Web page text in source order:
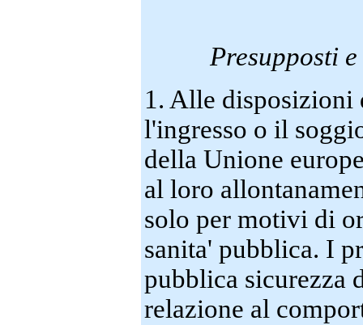
Presupposti
1. Alle disposizioni
l'ingresso o il
della Unione
al loro
solo per motivi di
sanita' pubblica. I
pubblica sicurezza
relazione al